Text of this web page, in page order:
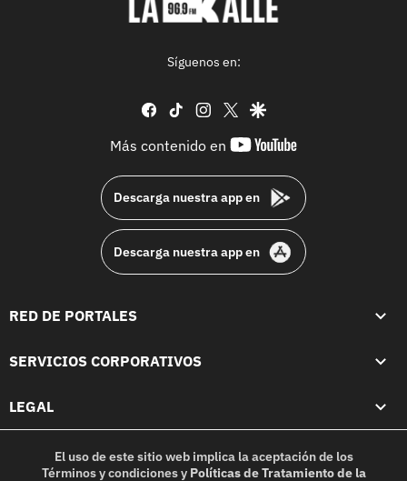
Síguenos en:
facebook
tiktok instagram
twittergoogle
Más contenido en
youtube-
Descarga nuestra app en
Descarga nuestra app en
RED DE PORTALES
SERVICIOS CORPORATIVOS
LEGAL
El uso de este sitio web implica la aceptación de los
Términos y condicionesy Políticas de Tratamiento de la